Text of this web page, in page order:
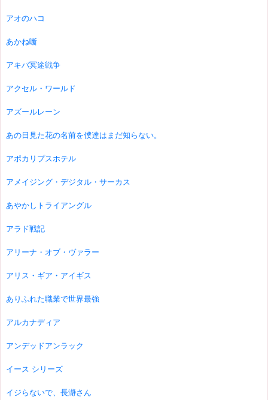
アオのハコ
あかね噺
アキバ冥途戦争
アクセル・ワールド
アズールレーン
あの日見た花の名前を僕達はまだ知らない。
アポカリプスホテル
アメイジング・デジタル・サーカス
あやかしトライアングル
アラド戦記
アリーナ・オブ・ヴァラー
アリス・ギア・アイギス
ありふれた職業で世界最強
アルカナディア
アンデッドアンラック
イース シリーズ
イジらないで、長瀞さん